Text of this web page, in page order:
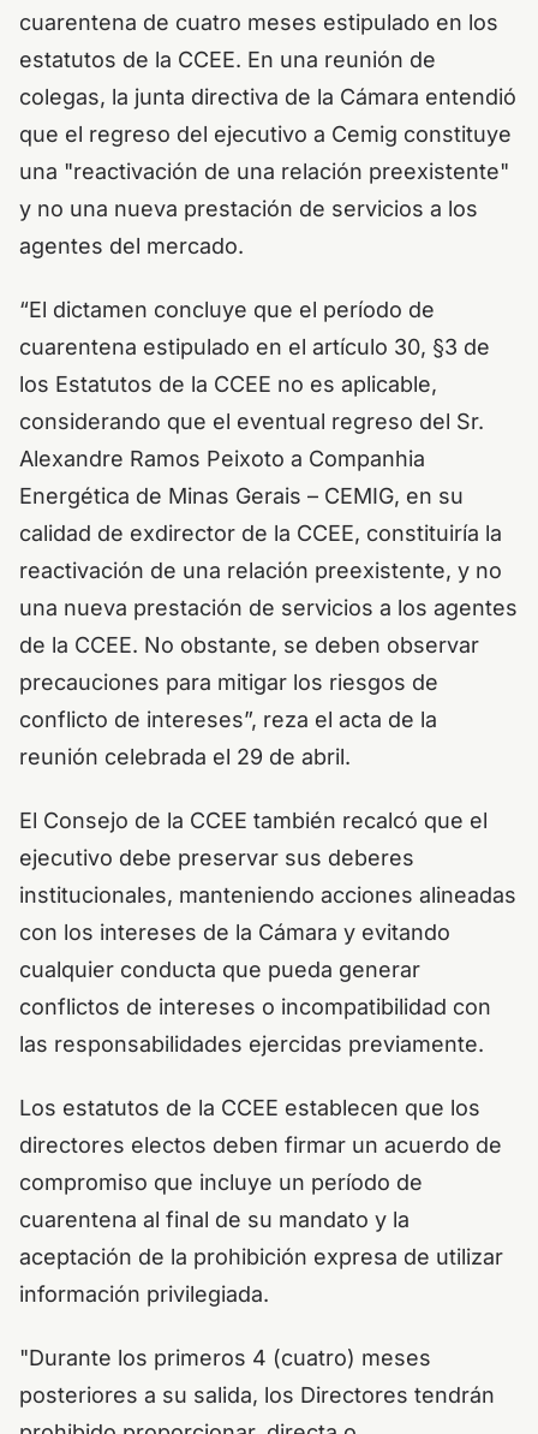
cuarentena de cuatro meses estipulado en los
estatutos de la CCEE. En una reunión de
colegas, la junta directiva de la Cámara entendió
que el regreso del ejecutivo a Cemig constituye
una "reactivación de una relación preexistente"
y no una nueva prestación de servicios a los
agentes del mercado.
“El dictamen concluye que el período de
cuarentena estipulado en el artículo 30, §3 de
los Estatutos de la CCEE no es aplicable,
considerando que el eventual regreso del Sr.
Alexandre Ramos Peixoto a Companhia
Energética de Minas Gerais – CEMIG, en su
calidad de exdirector de la CCEE, constituiría la
reactivación de una relación preexistente, y no
una nueva prestación de servicios a los agentes
de la CCEE. No obstante, se deben observar
precauciones para mitigar los riesgos de
conflicto de intereses”, reza el acta de la
reunión celebrada el 29 de abril.
El Consejo de la CCEE también recalcó que el
ejecutivo debe preservar sus deberes
institucionales, manteniendo acciones alineadas
con los intereses de la Cámara y evitando
cualquier conducta que pueda generar
conflictos de intereses o incompatibilidad con
las responsabilidades ejercidas previamente.
Los estatutos de la CCEE establecen que los
directores electos deben firmar un acuerdo de
compromiso que incluye un período de
cuarentena al final de su mandato y la
aceptación de la prohibición expresa de utilizar
información privilegiada.
"Durante los primeros 4 (cuatro) meses
posteriores a su salida, los Directores tendrán